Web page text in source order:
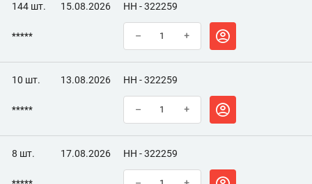
144 шт. 15.08.2026 НН - 322259
***** – +
10 шт. 13.08.2026 НН - 322259
***** – +
8 шт. 17.08.2026 НН - 322259